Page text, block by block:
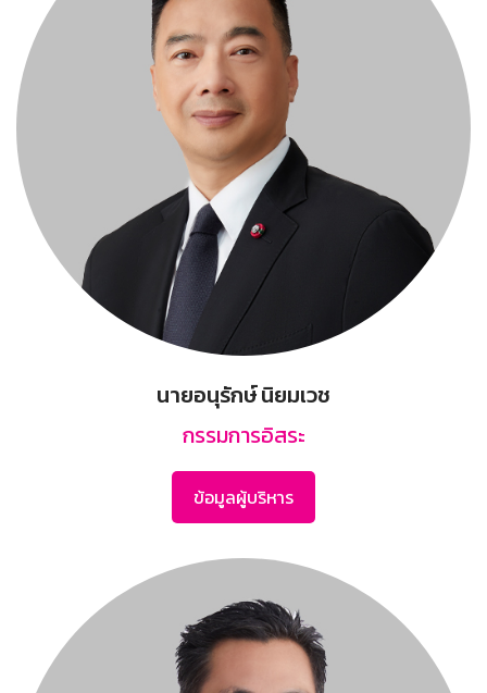
นายอนุรักษ์ นิยมเวช
กรรมการอิสระ
ข้อมูลผู้บริหาร